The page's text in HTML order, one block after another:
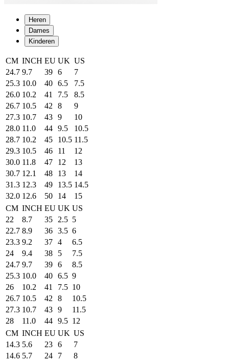
Heren
Dames
Kinderen
CM INCH EU UK US
24.7 9.7 39 6
7
25.3 10.0 40 6.5
7.5
26.0 10.2 41 7.5
8.5
26.7 10.5 42 8
9
27.3 10.7 43 9
10
28.0 11.0 44 9.5
10.5
28.7 10.2 45 10.5 11.5
29.3 10.5 46 11
12
30.0 11.8 47 12
13
30.7 12.1 48 13
14
31.3 12.3 49 13.5 14.5
32.0 12.6 50 14
15
CM INCH EU UK US
22
8.7 35 2.5 5
22.7 8.9 36 3.5 6
23.3 9.2 37 4
6.5
24
9.4 38 5
7.5
24.7 9.7 39 6
8.5
25.3 10.0 40 6.5 9
26
10.2 41 7.5 10
26.7 10.5 42 8
10.5
27.3 10.7 43 9
11.5
28
11.0 44 9.5 12
CM INCH EU UK US
14.3 5.6 23 6
7
14.6 5.7 24 7
8